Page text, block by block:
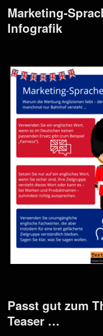
Marketing-
Infografik
Passt gut zum
Teaser …